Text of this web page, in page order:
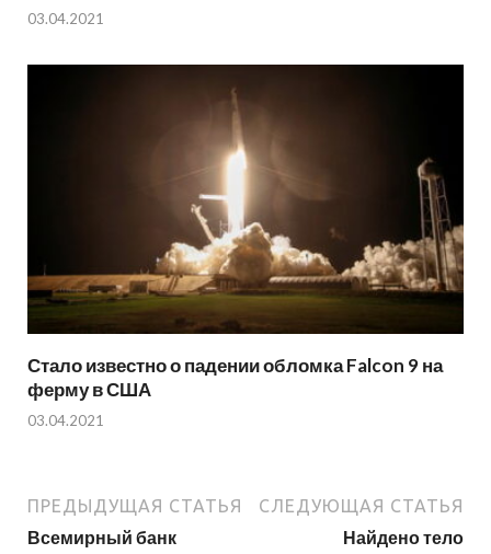
03.04.2021
Стало известно о падении обломка Falcon 9 на
ферму в США
03.04.2021
ПРЕДЫДУЩАЯ СТАТЬЯ
Всемирный банк
СЛЕДУЮЩАЯ СТАТЬЯ
Найдено тело